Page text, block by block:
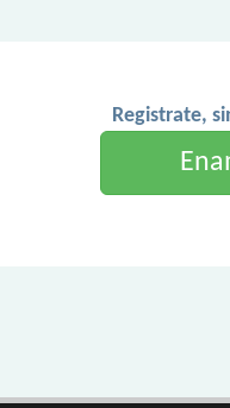
Registrate,